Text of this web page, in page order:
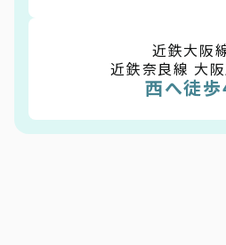
近鉄大阪
近鉄奈良線 大
西へ徒